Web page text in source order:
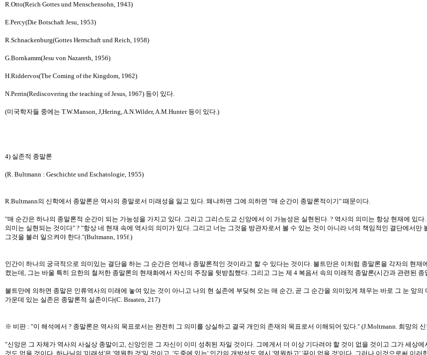
R.Otto(Reich Gottes und Menschensohn, 1943)
E.Percy(Die Botschaft Jesu, 1953)
R.Schnackenburg(Gottes Herrschaft und Reich, 1958)
G.Bornkamm(Jesu von Nazareth, 1956)
H.Riddervos(The Coming of the Kingdom, 1962)
N.Perrin(Rediscovering the teaching of Jesus, 1967) 등이 있다.
(미국학자들 중에는 T.W.Manson, J,Hering, A.N.Wilder, A.M.Hunter 등이 있다.)
4) 실존적 종말론
(R. Bultmann : Geschichte und Eschatologie, 1955)
R.Bultmann의 신학에서 종말론은 역사의 종말로서 미래성을 잃고 있다. 왜냐하면 그에 의하면 "매 순간이 종말론적이기" 때문이다.
"매 순간은 하나의 종말론적 순간이 되는 가능성을 가지고 있다. 그리고 그리스도교 신앙에서 이 가능성은 실현된다. ? 역사의 의미는 항상 현재에 있
의미는 실현되는 것이다" ? "항상 네 현재 속에 역사의 의미가 있다. 그리고 너는 그것을 방관자로서 볼 수 있는 것이 아니라 너의 책임적인 결단에서
그것을 불러 일으켜야 한다."(Bultmann, 195f.)
인간이 하나의 궁극적으로 의미있는 결단을 하는 그 순간은 언제나 종말론적인 것이라고 할 수 있다는 것이다. 불트만은 이처럼 종말론을 각자의 현
켰는데, 그는 바울 특히 요한의 철저한 종말론의 현재화에서 자신의 주장을 뒷받침했다. 그리고 그는 제 4 복음서 속의 미래적 종말론(시간과 관련된
불트만에 의하면 종말은 인류역사의 미래에 놓여 있는 것이 아니고 나의 현 실존에 부딪혀 오는 매 순간, 곧 그 순간을 의미있게 채우는 바로 그 눈 앞
가운데 있는 실존은 종말론적 실존이다(C. Braaten, 217)
※ 비판 : "이 해석에서 ? 종말론은 역사의 목표로서는 완전히 그 의미를 상실하고 결국 개인의 존재의 목표로서 이해되어 있다." (J.Moltmann. 희망의 신
"신앙은 그 자체가 역사의 사실상 종말이고, 신앙인은 그 자신이 이미 성취된 자일 것이다. 그에게서 더 이상 기다려야 할 것이 없을 것이고 그가 세상
것도 없을 것이다. 하나님의 '미래성'은 '영원한 것'일 것이고, '도중에 있는' 인간의 개방성도 역시 '영원하고' '끝이 없을 것'이다. 그러나 이것으로써 이